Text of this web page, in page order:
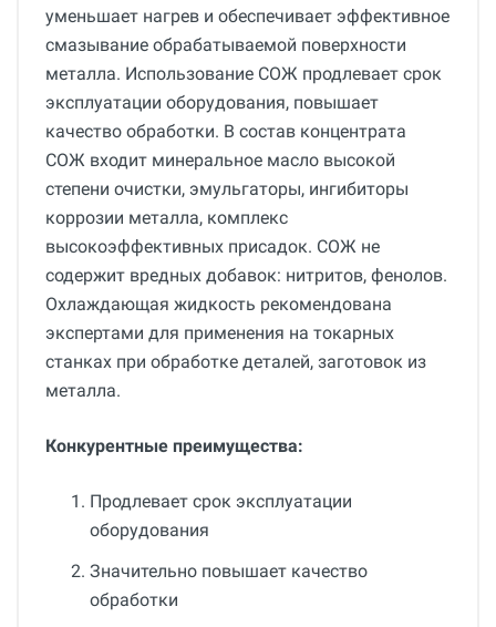
уменьшает нагрев и обеспечивает эффективное
смазывание обрабатываемой поверхности
металла. Использование СОЖ продлевает срок
эксплуатации оборудования, повышает
качество обработки. В состав концентрата
СОЖ входит минеральное масло высокой
степени очистки, эмульгаторы, ингибиторы
коррозии металла, комплекс
высокоэффективных присадок. СОЖ не
содержит вредных добавок: нитритов, фенолов.
Охлаждающая жидкость рекомендована
экспертами для применения на токарных
станках при обработке деталей, заготовок из
металла.
Конкурентные преимущества:
Продлевает срок эксплуатации
оборудования
Значительно повышает качество
обработки